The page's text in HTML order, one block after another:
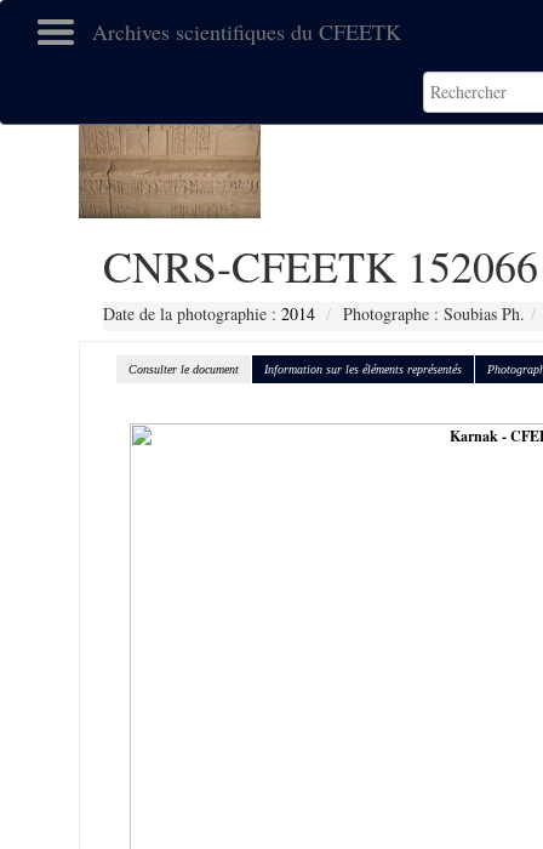
Archives scientifiques du CFEETK
CNRS-CFEETK 152066
Date de la photographie : 2014 Photographe : Soubias Ph.
Consulter le document Information sur les éléments représentés